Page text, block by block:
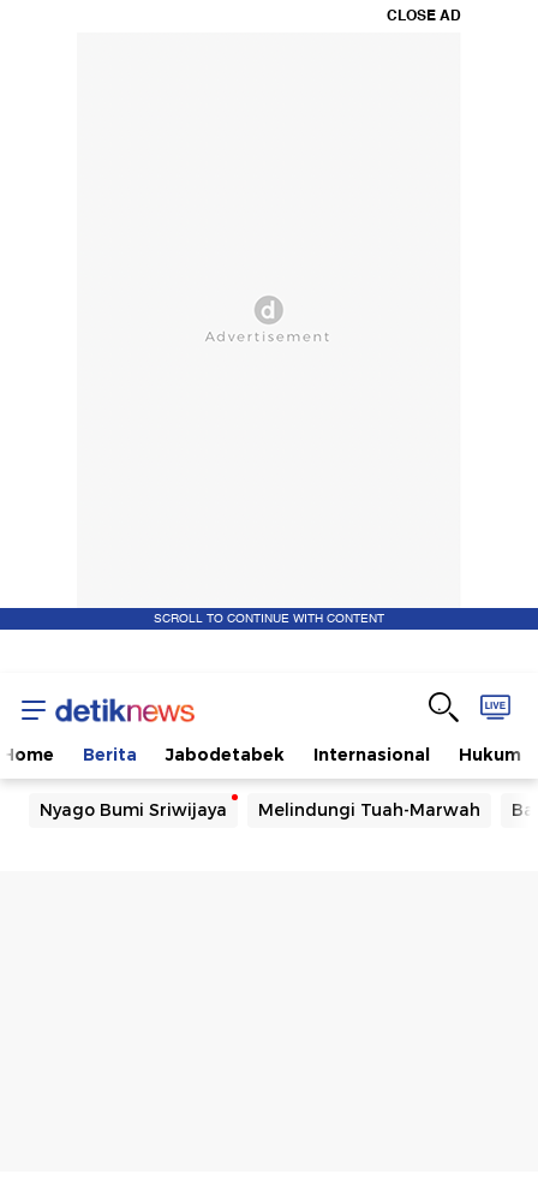
CLOSE AD
SCROLL TO CONTINUE WITH CONTENT
Home Berita Jabodetabek Internasional Hukum
Nyago Bumi Sriwijaya Melindungi Tuah-Marwah